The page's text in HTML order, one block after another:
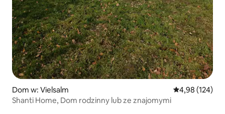
Dom w: Vielsalm Średnia
4,98 (124)
Shanti Home, Dom rodzinny lub ze znajomymi